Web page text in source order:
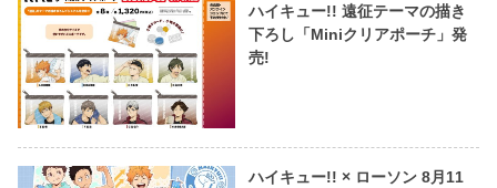
ハイキュー!! 遠征テーマの描き
下ろし「Miniクリアポーチ」発
売!
ハイキュー!! × ローソン 8月11